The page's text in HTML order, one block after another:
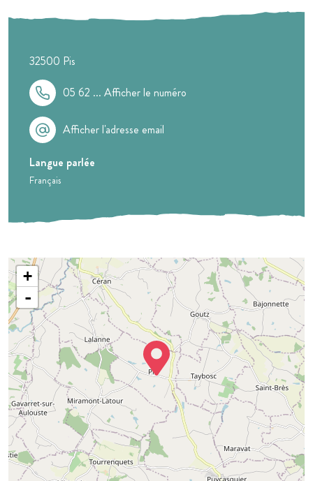
32500 Pis
05 62 ... Afficher le numéro
Afficher l'adresse email
Langue parlée
Français
+
-